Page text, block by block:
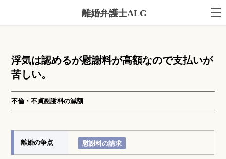
離婚弁護士ALG
浮気は認めるが慰謝料が高額なので支払いが
苦しい。
不倫・不貞慰謝料の減額
離婚の争点 慰謝料の請求